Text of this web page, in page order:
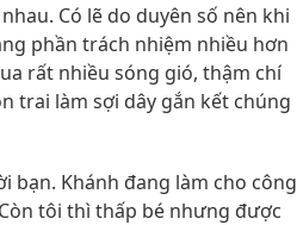
Có lẽ do duyên số nên khi
phần trách nhiệm nhiều hơn
rất nhiều sóng gió, thậm chí
trai làm sợi dây gắn kết chúng
bạn. Khánh đang làm cho công
tôi thì thấp bé nhưng được